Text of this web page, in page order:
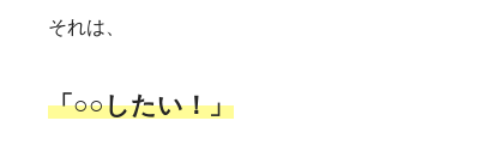
それは、
「○○したい！」